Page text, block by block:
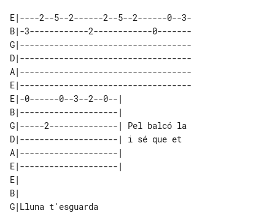
E|----2--5--2------2--5--2------0--3-
B|-3------------2------------0-------
G|-----------------------------------
D|-----------------------------------
A|-----------------------------------
E|-----------------------------------
E|-0------0--3--2--0--|
B|--------------------|
G|-----2--------------| Pel balcó la
D|--------------------| i sé que et
A|--------------------|
E|--------------------|
E|
B|
G|Lluna t'esguarda